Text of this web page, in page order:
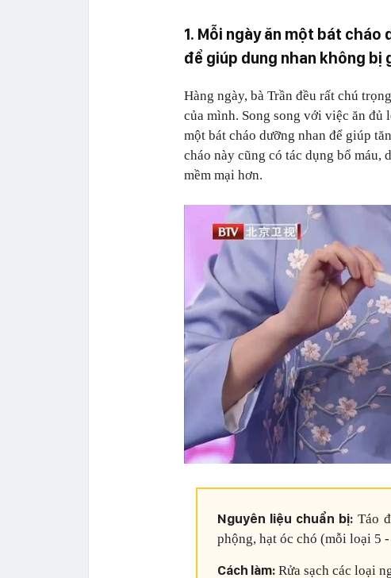
1. Mỗi ngày ăn một bát
để giúp dung nhan không bị
Hàng ngày, bà Trần đều rất chú
của mình. Song song với việc ăn đủ
một bát cháo dưỡng nhan để giúp
cháo này cũng có tác dụng bổ máu,
mềm mại hơn.
Nguyên liệu chuẩn bị: Táo
phộng, hạt óc chó (mỗi loại 5
Cách làm: Rửa sạch các loại